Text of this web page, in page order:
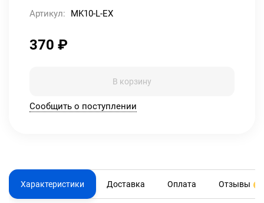
Артикул: MK10-L-EX
370 ₽
В корзину
Сообщить о поступлении
Характеристики Доставка Оплата Отзывы